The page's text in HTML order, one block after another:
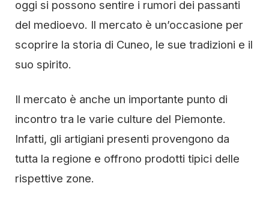
oggi si possono sentire i rumori dei passanti
del medioevo. Il mercato è un’occasione per
scoprire la storia di Cuneo, le sue tradizioni e il
suo spirito.
Il mercato è anche un importante punto di
incontro tra le varie culture del Piemonte.
Infatti, gli artigiani presenti provengono da
tutta la regione e offrono prodotti tipici delle
rispettive zone.